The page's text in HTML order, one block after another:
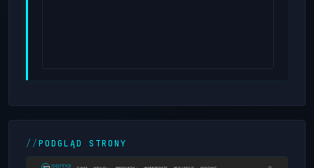
PODGLĄD STRONY